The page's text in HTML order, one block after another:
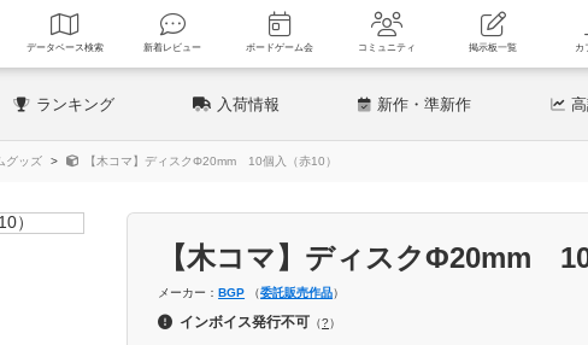
データベース 検索 新着レビュー ボードゲーム会 コミュニティ 掲
ランキング 入荷情報 新作 ・準新作
グッズ 【木コマ】ディスクΦ20mm 10個入（赤10）
【木コマ】ディスクΦ20mm 10
メーカー：BGP （委託販売作品）
インボイス発行不可 （?）